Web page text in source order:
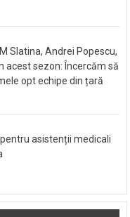
Slatina, Andrei Popescu,
acest sezon: Încercăm să
opt echipe din țară
asistenții medicali